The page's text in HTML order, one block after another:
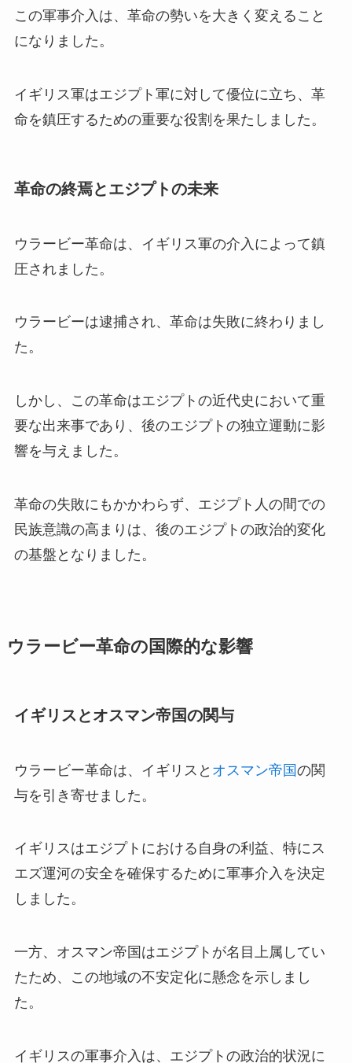
この軍事介入は、革命の勢いを大きく変えること
になりました。
イギリス軍はエジプト軍に対して優位に立ち、革
命を鎮圧するための重要な役割を果たしました。
革命の終焉とエジプトの未来
ウラービー革命は、イギリス軍の介入によって鎮
圧されました。
ウラービーは逮捕され、革命は失敗に終わりまし
た。
しかし、この革命はエジプトの近代史において重
要な出来事であり、後のエジプトの独立運動に影
響を与えました。
革命の失敗にもかかわらず、エジプト人の間での
民族意識の高まりは、後のエジプトの政治的変化
の基盤となりました。
ウラービー革命の国際的な影響
イギリスとオスマン帝国の関与
ウラービー革命は、イギリスと オスマン帝国の関
与を引き寄せました。
イギリスはエジプトにおける自身の利益、特にス
エズ運河の安全を確保するために軍事介入を決定
しました。
一方、オスマン帝国はエジプトが名目上属してい
たため、この地域の不安定化に懸念を示しまし
た。
イギリスの軍事介入は、エジプトの政治的状況に